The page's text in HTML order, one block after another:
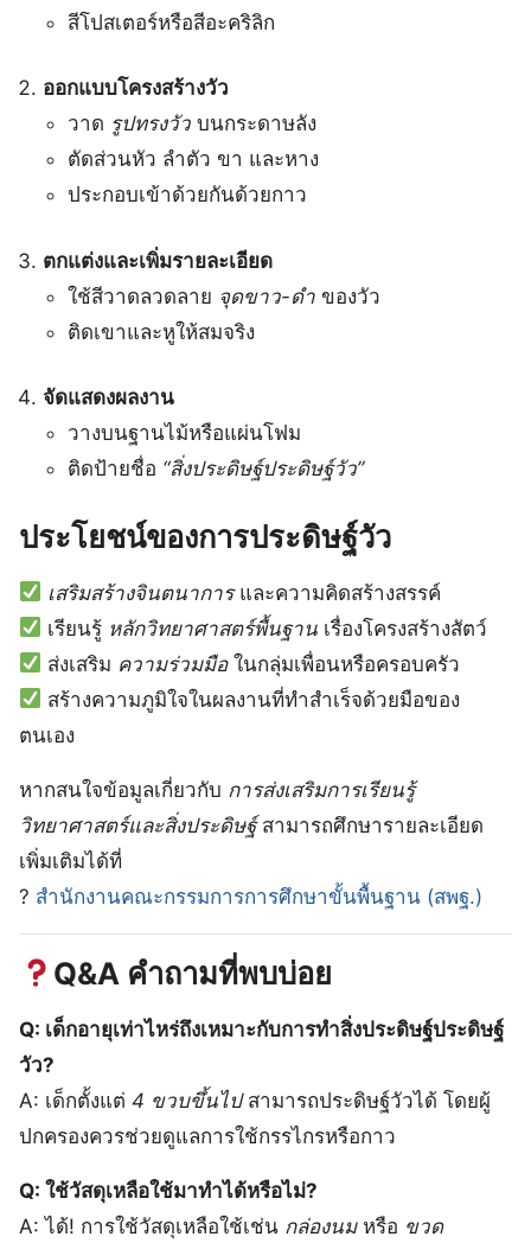
สีโปสเตอร์หรือสีอะคริลิก
ออกแบบโครงสร้างวัว
วาด รูปทรงวัวบนกระดาษลัง
ตัดส่วนหัว ลำตัว ขา และหาง
ประกอบเข้าด้วยกันด้วยกาว
ตกแต่งและเพิ่มรายละเอียด
ใช้สีวาดลวดลาย จุดขาว-ดำของวัว
ติดเขาและหูให้สมจริง
จัดแสดงผลงาน
วางบนฐานไม้หรือแผ่นโฟม
ติดป้ายชื่อ “สิ่งประดิษฐ์ประดิษฐ์วัว”
ประโยชน์ของการประดิษฐ์วัว
เสริมสร้างจินตนาการและความคิดสร้างสรรค์
เรียนรู้ หลักวิทยาศาสตร์พื้นฐาน เรื่องโครงสร้างสัตว์
ส่งเสริม ความร่วมมือในกลุ่มเพื่อนหรือครอบครัว
สร้างความภูมิใจในผลงานที่ทำสำเร็จด้วยมือของ
ตนเอง
หากสนใจข้อมูลเกี่ยวกับ การส่งเสริมการเรียนรู้
วิทยาศาสตร์และสิ่งประดิษฐ์สามารถศึกษารายละเอียด
เพิ่มเติมได้ที่
? สำนักงานคณะกรรมการการศึกษาขั้นพื้นฐาน (สพฐ.)
Q&A คำถามที่พบบ่อย
Q: เด็กอายุเท่าไหร่ถึงเหมาะกับการทำสิ่งประดิษฐ์ประดิษฐ์
วัว?
A: เด็กตั้งแต่ 4 ขวบขึ้นไปสามารถประดิษฐ์วัวได้ โดยผู้
ปกครองควรช่วยดูแลการใช้กรรไกรหรือกาว
Q: ใช้วัสดุเหลือใช้มาทำได้หรือไม่?
A: ได้! การใช้วัสดุเหลือใช้เช่น กล่องนมหรือ ขวด